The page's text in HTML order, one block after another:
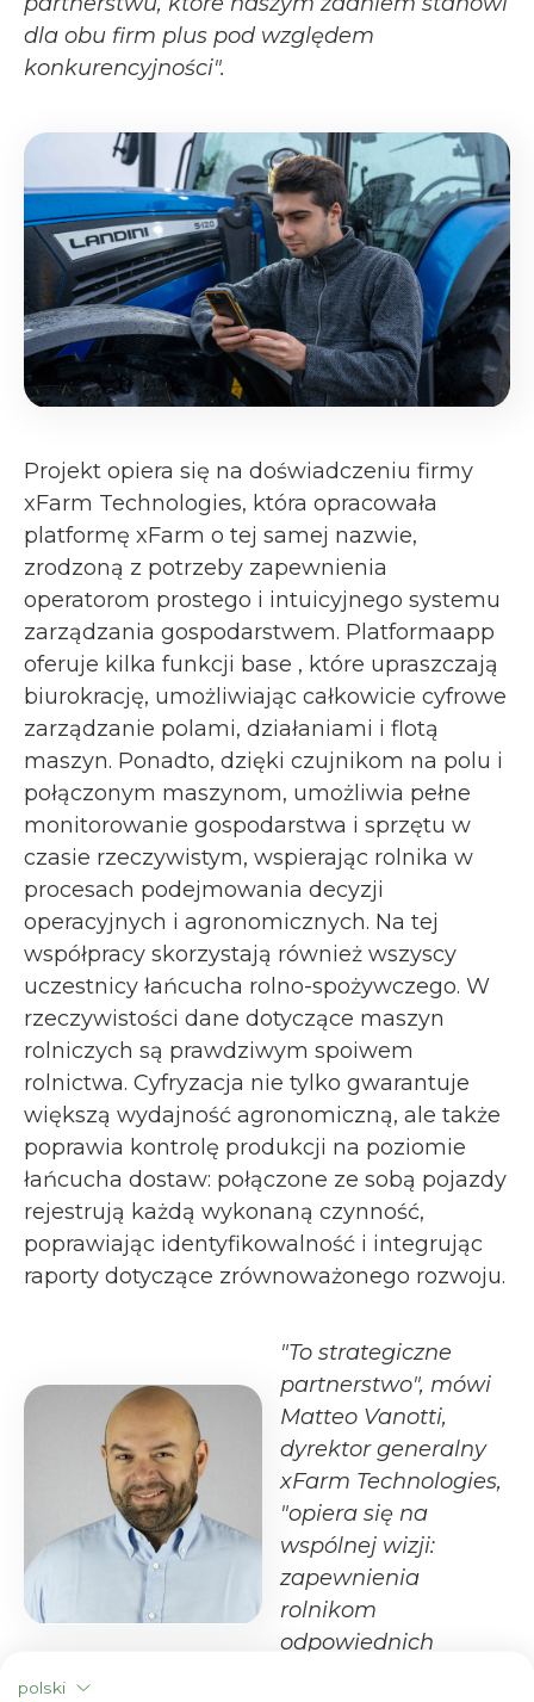
dla obu firm plus pod względem
konkurencyjności".
Projekt opiera się na doświadczeniu firmy
xFarm Technologies, która opracowała
platformę xFarm o tej samej nazwie,
zrodzoną z potrzeby zapewnienia
operatorom prostego i intuicyjnego systemu
zarządzania gospodarstwem. Platformaapp
oferuje kilka funkcji base , które upraszczają
biurokrację, umożliwiając całkowicie cyfrowe
zarządzanie polami, działaniami i flotą
maszyn. Ponadto, dzięki czujnikom na polu i
połączonym maszynom, umożliwia pełne
monitorowanie gospodarstwa i sprzętu w
czasie rzeczywistym, wspierając rolnika w
procesach podejmowania decyzji
operacyjnych i agronomicznych. Na tej
współpracy skorzystają również wszyscy
uczestnicy łańcucha rolno-spożywczego. W
rzeczywistości dane dotyczące maszyn
rolniczych są prawdziwym spoiwem
rolnictwa. Cyfryzacja nie tylko gwarantuje
większą wydajność agronomiczną, ale także
poprawia kontrolę produkcji na poziomie
łańcucha dostaw: połączone ze sobą pojazdy
rejestrują każdą wykonaną czynność,
poprawiając identyfikowalność i integrując
raporty dotyczące zrównoważonego rozwoju.
"To strategiczne
partnerstwo", mówi
Matteo Vanotti,
dyrektor generalny
xFarm Technologies,
"opiera się na
wspólnej wizji:
zapewnienia
rolnikom
odpowiednich
polski